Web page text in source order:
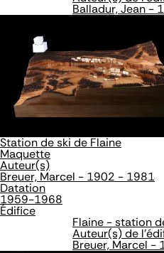
Balladur, Jean -
Station de ski de Flaine
Maquette
Auteur(s)
Breuer, Marcel - 1902 - 1981
Datation
1959-1968
Édifice
Flaine - station
Auteur(s) de
Breuer, Marcel -